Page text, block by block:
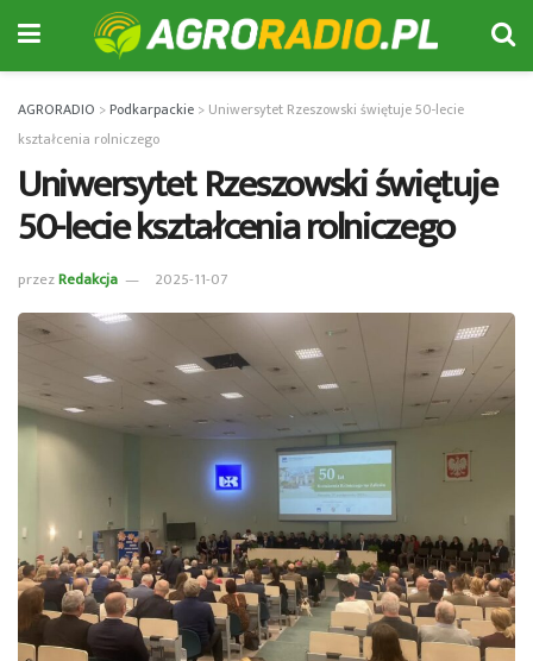
AGRORADIO >Podkarpackie > Uniwersytet Rzeszowski świętuje 50-lecie
kształcenia rolniczego
Uniwersytet Rzeszowski świętuje
50-lecie kształcenia rolniczego
przezRedakcja 2025-11-07